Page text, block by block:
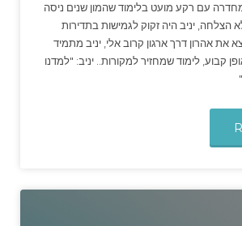
עם רקע מועט בלימוד שהמון שנים ניסה
הצלחה, יניב היה זקוק לגמישות בתדירות
את אהרון דרך ארגון קרוב אלי, יניב מתמיד
קבוע, לימוד שמחזיר למקורות.. יניב: "למדנו